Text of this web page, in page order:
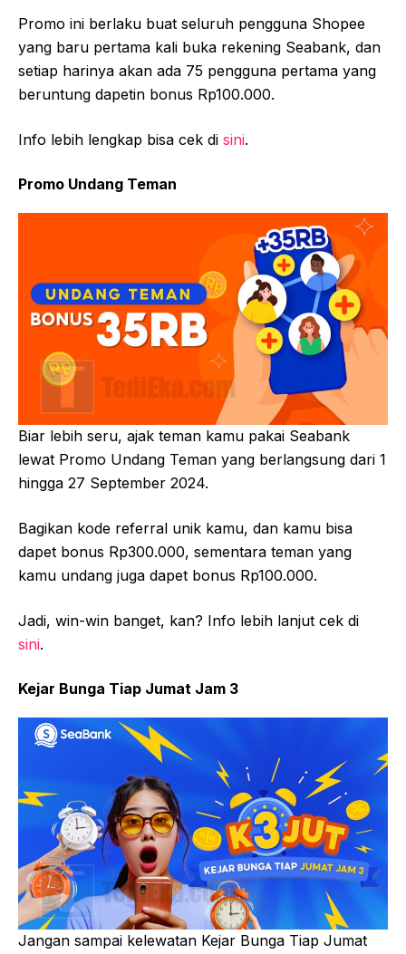
Promo ini berlaku buat seluruh pengguna Shopee
yang baru pertama kali buka rekening Seabank, dan
setiap harinya akan ada 75 pengguna pertama yang
beruntung dapetin bonus Rp100.000.
Info lebih lengkap bisa cek di sini.
Promo Undang Teman
Biar lebih seru, ajak teman kamu pakai Seabank
lewat Promo Undang Teman yang berlangsung dari 1
hingga 27 September 2024.
Bagikan kode referral unik kamu, dan kamu bisa
dapet bonus Rp300.000, sementara teman yang
kamu undang juga dapet bonus Rp100.000.
Jadi, win-win banget, kan? Info lebih lanjut cek di
sini.
Kejar Bunga Tiap Jumat Jam 3
Jangan sampai kelewatan Kejar Bunga Tiap Jumat